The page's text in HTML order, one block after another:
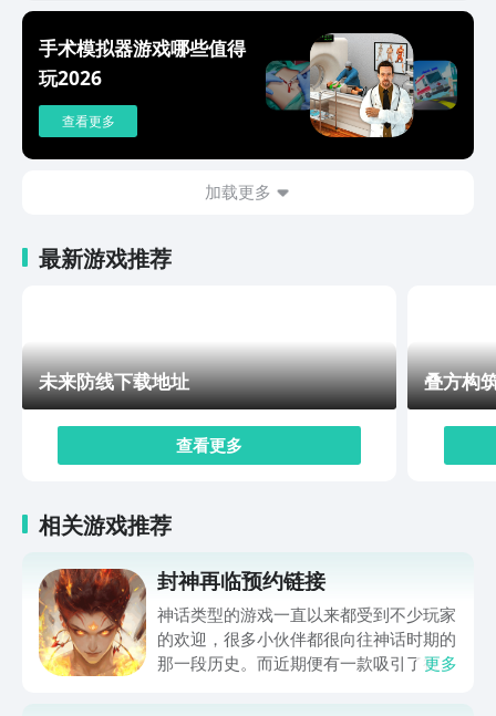
也可以做到更加迅速，就算不肝不氪也能够成为一方大
神。总之封神再临的整个游戏设定都可以让玩家不会感到
枯燥和单一，那么关于“封神再临预约地址2024封神再临
预约下载链接分享”就为大家分享到这儿了，所有玩家都
能够在这里找到自己的人生定位，也祝愿大家在游戏中能
够成为自己角色的主宰。
手术模拟器游戏哪些值得
玩2026
查看更多
加载更多
最新游戏推荐
未来防线下载地址
查看更多
叠方构
相关游戏推荐
封神再临预约链接
神话类型的游戏一直以来都受到不少玩家
的欢迎，很多小伙伴都很向往神话时期的
那一段历史。而近期便有一款吸引了很多
更多